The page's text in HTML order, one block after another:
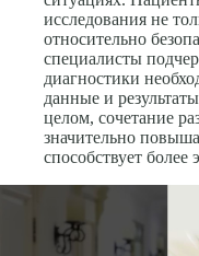
исследования не
относительно
специалисты
диагностики
данные и
целом, сочетание
значительно
способствует